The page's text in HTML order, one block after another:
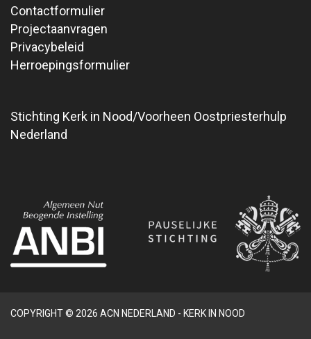
Contactformulier
Projectaanvragen
Privacybeleid
Herroepingsformulier
Stichting Kerk in Nood/Voorheen Oostpriesterhulp
Nederland
COPYRIGHT © 2026 ACN NEDERLAND - KERK IN NOOD